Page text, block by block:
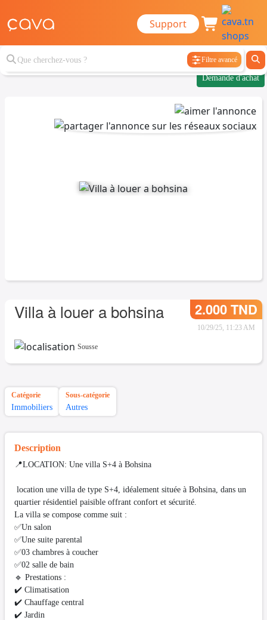
Support
Filtre avancé
Demande d'achat
Villa à louer a bohsina 2.000 TND
10/29/25, 11:23 AM
Sousse
Catégorie
Immobiliers
Sous-catégorie
Autres
Description
📍LOCATION: Une villa S+4 à Bohsina
location une villa de type S+4, idéalement située à Bohsina, dans un
quartier résidentiel paisible offrant confort et sécurité.
La villa se compose comme suit :
✅Un salon
✅Une suite parental
✅03 chambres à coucher
✅02 salle de bain
🔹 Prestations :
✔️ Climatisation
✔️ Chauffage central
✔️ Jardin